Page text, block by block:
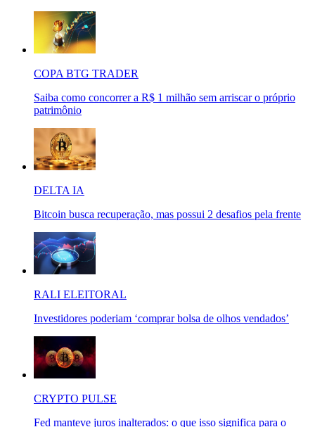
COPA BTG TRADER
Saiba como concorrer a R$ 1 milhão sem arriscar o próprio
patrimônio
DELTA IA
Bitcoin busca recuperação, mas possui 2 desafios pela frente
RALI ELEITORAL
Investidores poderiam ‘comprar bolsa de olhos vendados’
CRYPTO PULSE
Fed manteve juros inalterados: o que isso significa para o